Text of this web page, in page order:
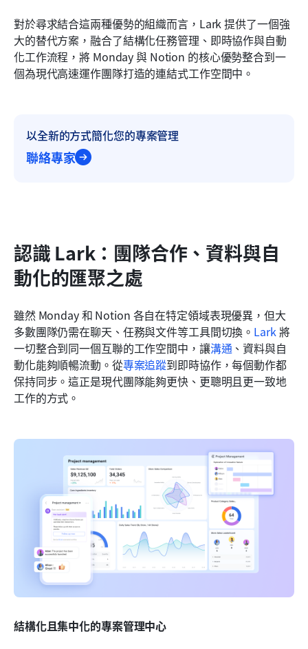
對於尋求結合這兩種優勢的組織而言，Lark 提供了一個強
大的替代方案，融合了結構化任務管理、即時協作與自動
化工作流程，將 Monday 與 Notion 的核心優勢整合到一
個為現代高速運作團隊打造的連結式工作空間中。
以全新的方式簡化您的專案管理
聯絡專家
認識 Lark：團隊合作、資料與自
動化的匯聚之處
雖然 Monday 和 Notion 各自在特定領域表現優異，但大
多數團隊仍需在聊天、任務與文件等工具間切換。 Lark 將
一切整合到同一個互聯的工作空間中，讓溝通 、資料與自
動化能夠順暢流動。從專案追蹤到即時協作，每個動作都
保持同步。這正是現代團隊能夠更快、更聰明且更一致地
工作的方式。
結構化且集中化的專案管理中心